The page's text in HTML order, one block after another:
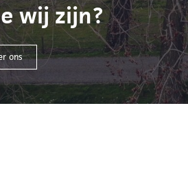
wij zijn?
ons